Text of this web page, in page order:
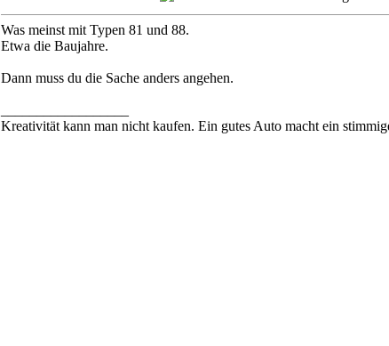
Was meinst mit Typen 81 und 88.
Etwa die Baujahre.
Dann muss du die Sache anders angehen.
Kreativität kann man nicht kaufen. Ein gutes Auto macht ein